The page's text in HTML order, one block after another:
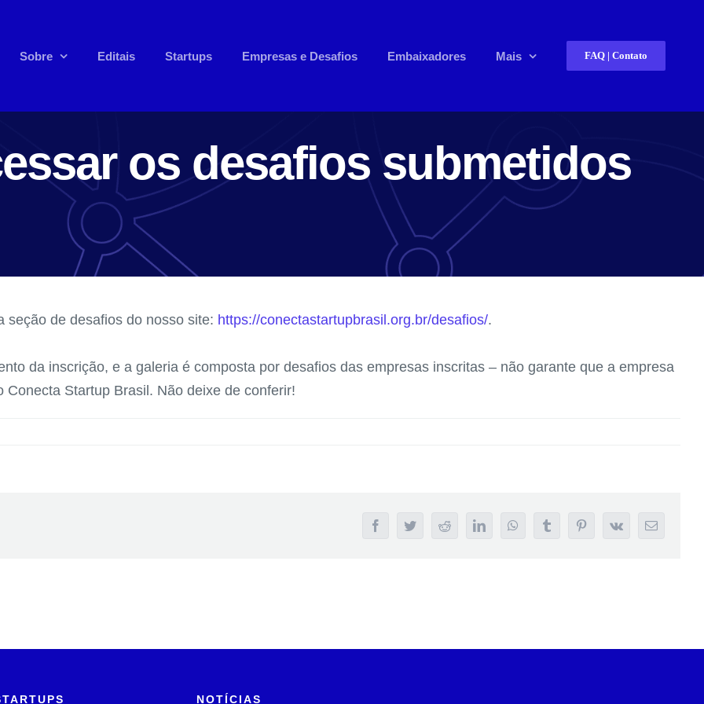
Sobre Editais Startups Empresas e Desafios Embaixadores Mais FAQ | Contato
os desafios submetidos
seção de desafios do nosso site: https://conectastartupbrasil.org.br/desafios/.
da inscrição, e a galeria é composta por desafios das empresas inscritas – não garante que a empresa
Startup Brasil. Não deixe de conferir!
FacebookTwitterRedditLinkedInWhatsAppTumblr PinterestVk
E-
NOTÍCIAS